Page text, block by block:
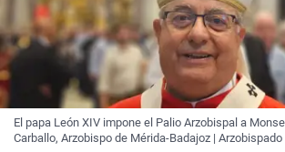
El papa León XIV impone el Palio Arzobispal a
Carballo, Arzobispo de Mérida-Badajoz |